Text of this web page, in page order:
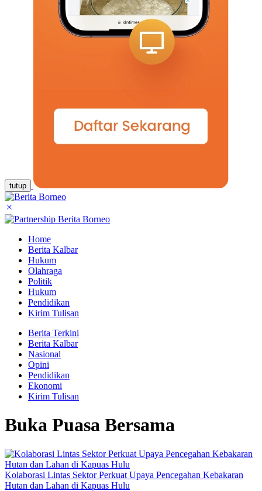
tutup
Home
Berita Kalbar
Hukum
Olahraga
Politik
Hukum
Pendidikan
Kirim Tulisan
Berita Terkini
Berita Kalbar
Nasional
Opini
Pendidikan
Ekonomi
Kirim Tulisan
Buka Puasa Bersama
Kolaborasi Lintas Sektor Perkuat Upaya Pencegahan Kebakaran
Hutan dan Lahan di Kapuas Hulu